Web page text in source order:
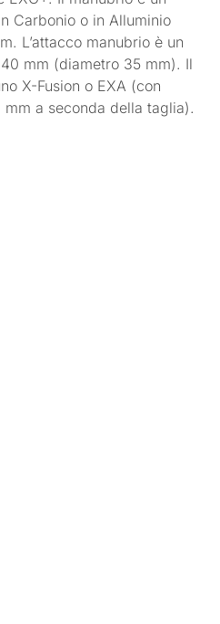
Carbonio o in Alluminio
L’attacco manubrio è un
mm (diametro 35 mm). Il
X-Fusion o EXA (con
a seconda della taglia).